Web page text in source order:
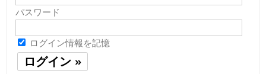
パスワード
ログイン情報を記憶